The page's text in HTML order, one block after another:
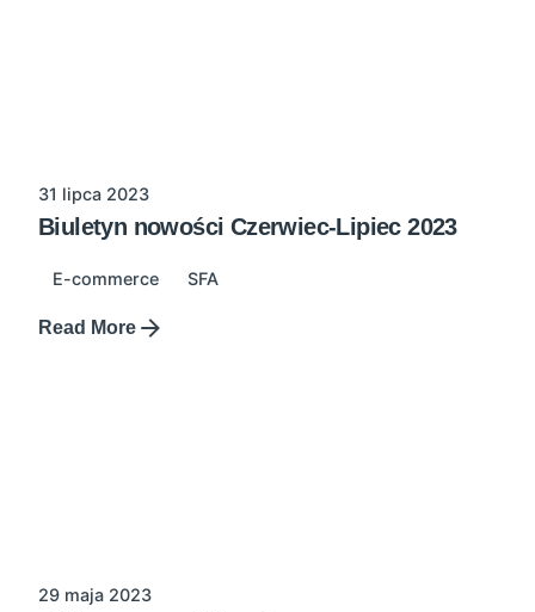
31 lipca 2023
Biuletyn nowości Czerwiec-Lipiec 2023
E-commerce SFA
Read More
29 maja 2023